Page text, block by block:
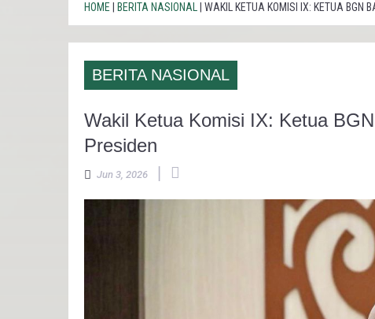
HOME BERITA NASIONAL WAKIL KETUA KOMISI IX: KETUA BGN
BERITA NASIONAL
Wakil Ketua Komisi IX: Ketua
Presiden
Jun 3, 2026